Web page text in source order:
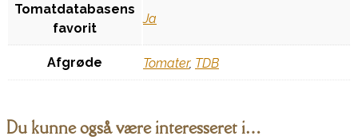
Tomatdatabasens
favorit
Ja
Afgrøde Tomater, TDB
Du kunne også være interesseret i…